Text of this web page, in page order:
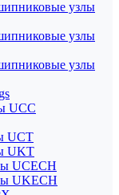
узлы
узлы
узлы
UCC
UCT
UKT
UCECH
UKECH